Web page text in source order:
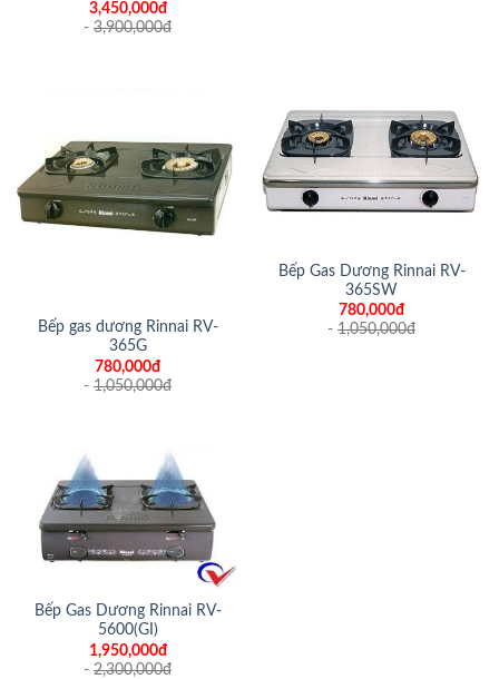
3,450,000đ
- 3,900,000đ
Bếp gas dương Rinnai RV-
365G
780,000đ
- 1,050,000đ
Bếp Gas Dương Rinnai RV-
365SW
780,000đ
- 1,050,000đ
Bếp Gas Dương Rinnai RV-
5600(GI)
1,950,000đ
- 2,300,000đ